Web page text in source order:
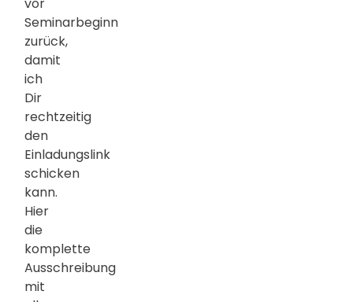
Seminarbeginn
zurück,
damit
ich
Dir
rechtzeitig
den
Einladungslink
schicken
kann.
Hier
die
komplette
Ausschreibung
mit